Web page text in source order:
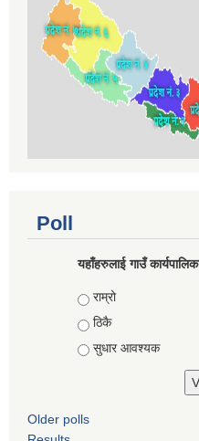
Poll
यहाँहरुलाई गाउँ
Choices
राम्रो
ठिकै
सुधार आवश्यक
Older polls